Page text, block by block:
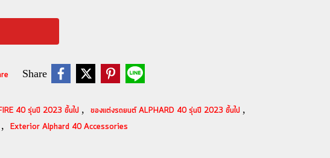
Share
40 รุ่นปี 2023 ขึ้นไป , ของแต่งรถยนต์ ALPHARD 40 รุ่นปี 2023 ขึ้นไป ,
, Exterior Alphard 40 Accessories